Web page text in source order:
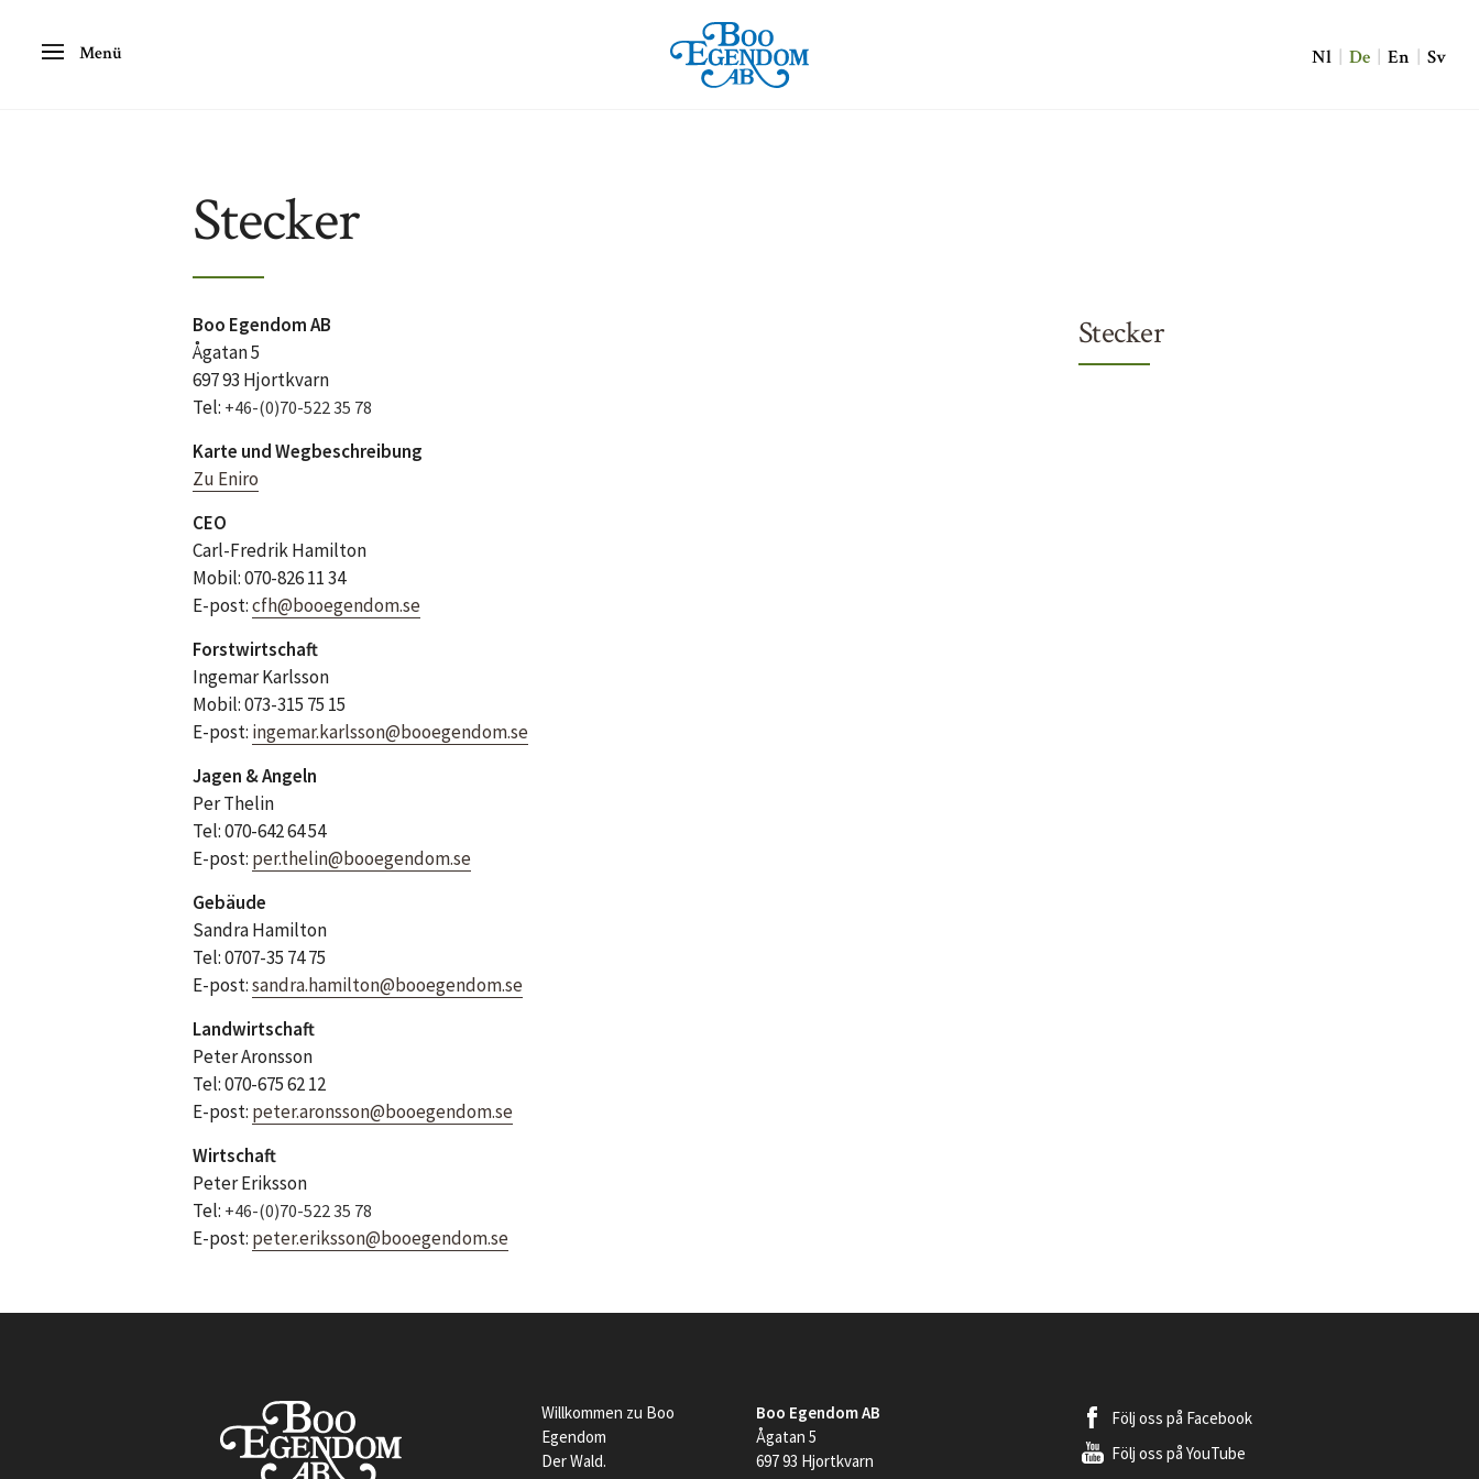
Menü Nl De En Sv
Stecker
Boo Egendom AB
Ågatan 5
697 93 Hjortkvarn
Tel: +46-(0)70-522 35 78
Karte und Wegbeschreibung
Zu Eniro
CEO
Carl-Fredrik Hamilton
Mobil: 070-826 11 34
E-post:cfh@booegendom.se
Forstwirtschaft
Ingemar Karlsson
Mobil: 073-315 75 15
E-post: ingemar.karlsson@booegendom.se
Jagen & Angeln
Per Thelin
Tel: 070-642 64 54
E-post: per.thelin@booegendom.se
Gebäude
Sandra Hamilton
Tel: 0707-35 74 75
E-post:sandra.hamilton@booegendom.se
Landwirtschaft
Peter Aronsson
Tel: 070-675 62 12
E-post: peter.aronsson@booegendom.se
Wirtschaft
Peter Eriksson
Tel: +46-(0)70-522 35 78
E-post: peter.eriksson@booegendom.se
Stecker
Willkommen zu Boo
Egendom
Der Wald.
Boo Egendom AB
Ågatan 5
697 93 Hjortkvarn
Följ oss på Facebook
Följ oss på YouTube